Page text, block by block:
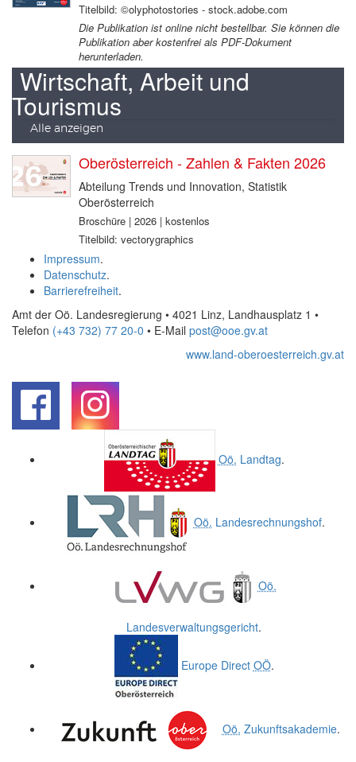
Titelbild: ©olyphotostories - stock.adobe.com
Die Publikation ist online nicht bestellbar. Sie können die
Publikation aber kostenfrei als PDF-Dokument
herunterladen.
Wirtschaft, Arbeit und
Tourismus
Alle anzeigen
Oberösterreich - Zahlen & Fakten 2026
Abteilung Trends und Innovation, Statistik
Oberösterreich
Broschüre | 2026 | kostenlos
Titelbild: vectorygraphics
Impressum.
Datenschutz.
Barrierefreiheit.
Amt der Oö. Landesregierung • 4021 Linz, Landhausplatz 1 •
Telefon (+43 732) 77 20-0 • E-Mail post@ooe.gv.at
www.land-oberoesterreich.gv.at
Oö. Landtag.
Oö. Landesrechnungshof.
Oö.
Landesverwaltungsgericht.
Europe Direct OÖ.
Oö. Zukunftsakademie.